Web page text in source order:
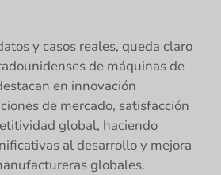
y casos reales, queda claro
de máquinas de
en innovación
de mercado, satisfacción
global, haciendo
al desarrollo y mejora
globales.